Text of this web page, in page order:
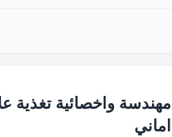
مهندسة واخصائية تغذية
اماني